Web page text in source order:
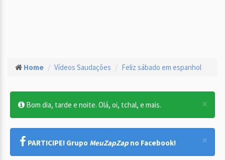
Home Vídeos Saudações Feliz sábado em espanhol
×
Bom dia, tarde e noite. Olá, oi, tchal, e mais.
×
PARTICIPE! Grupo MeuZapZap no Facebook!